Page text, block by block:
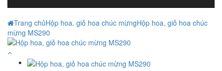
Trang chủHộp hoa. giỏ hoa chúc mừngHộp hoa, giỏ hoa chúc
mừng MS290